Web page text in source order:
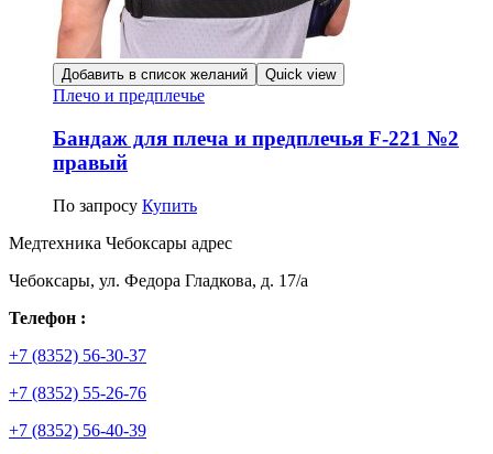
Добавить в список желаний Quick view
Плечо и предплечье
Бандаж для плеча и предплечья F-221 №2
правый
По запросу Купить
Медтехника Чебоксары адрес
Чебоксары, ул. Федора Гладкова, д. 17/а
Телефон :
+7 (8352) 56-30-37
+7 (8352) 55-26-76
+7 (8352) 56-40-39